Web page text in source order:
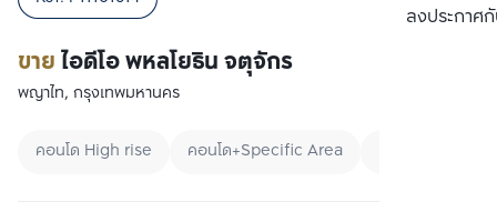
ลงประกาศกั
ขายไอดีโอ พหลโยธิน จตุจักร
พญาไท, กรุงเทพมหานคร
คอนโด High rise คอนโด+Specific Area